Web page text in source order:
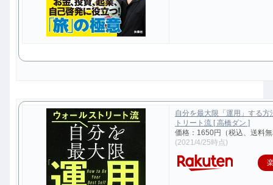
自分を最大限「運用」する方
トリート流 [ 高橋ダン ]
価格：1650円（税込、送料
(2021/4/25時点)